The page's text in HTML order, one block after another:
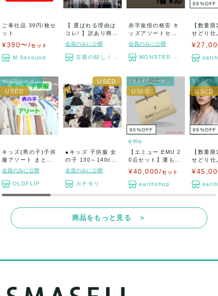
ご奉仕品 39円/枚セ
ット
¥390〜/セット
M.Secound
【 選ばれる理由は
コレ! 】訳あり商品
/ 原価ギ...
会員のみに公開
古着の卸し / 無色透明
赤字覚悟の格安 キ
ッズアソートセッ
ト まとめ売り
会員のみに公開
MONSTER TYM
89 %OFF
【数量
せどり仕
販...
500円クーポン
キッズ(男の子)子供
服アソート まとめ
売り 古着...
会員のみに公開
OLDFLIP
●キッズ 子供服 女
の子 130～140cm
サイズ...
会員のみに公開
カチモリ
5％OFFクーポン
90%OFF
emu
【エミュー EMU 2
0点セット】運も福
¥40,000/セット
earthshop
5％OFF
89 %OFF
【数量
せどり仕
販...
商品をもっと見る ＞